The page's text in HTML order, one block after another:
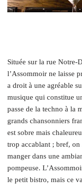
Située sur la rue Notre-
l’Assommoir ne laisse
a droit à une agréable
musique qui constitue
passe de la techno à la
grands chansonniers
est sobre mais
trop accablant ; bref, on
manger dans une
pompeuse.
le petit bistro, mais ce